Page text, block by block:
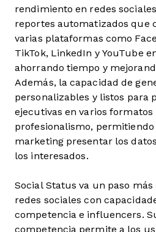
rendimiento en redes
reportes automatizados que
varias plataformas como
TikTok, LinkedIn y YouTube
ahorrando tiempo y
Además, la capacidad de
personalizables y listos para
ejecutivas en varios
profesionalismo, permitiendo
marketing presentar los
los interesados.
Social Status va un paso
redes sociales con
competencia e influencers.
competencia permite a los